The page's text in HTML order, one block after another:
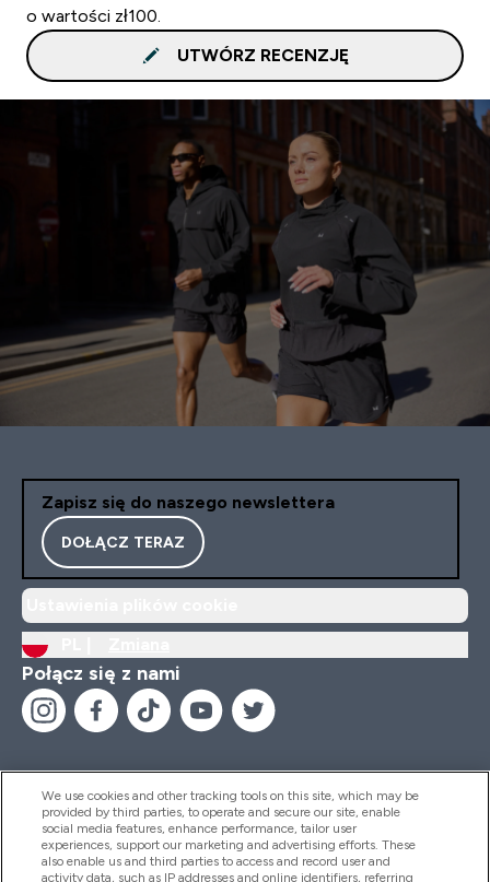
o wartości zł100.
UTWÓRZ RECENZJĘ
Zapisz się do naszego newslettera
DOŁĄCZ TERAZ
Połącz się z nami
Pomoc I Informacja
We use cookies and other tracking tools on this site, which may be
provided by third parties, to operate and secure our site, enable
social media features, enhance performance, tailor user
experiences, support our marketing and advertising efforts. These
also enable us and third parties to access and record user and
activity data, such as IP addresses and online identifiers, referring